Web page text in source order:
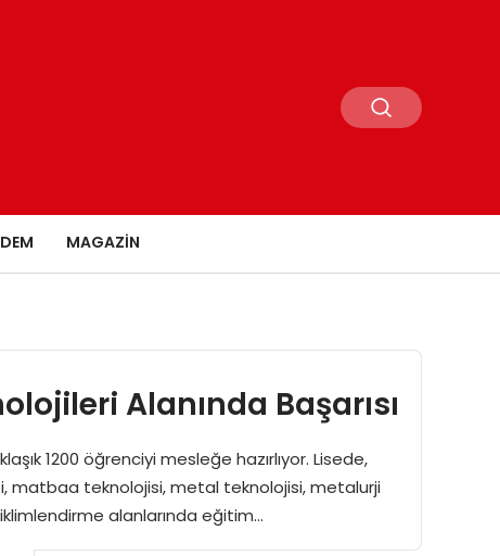
MAGAZIN
Alanında Başarısı
1200 öğrenciyi mesleğe hazırlıyor. Lisede,
matbaa teknolojisi, metal teknolojisi, metalurji
alanlarında eğitim…